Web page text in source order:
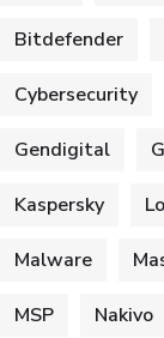
Bitdefender
Cybersecurity
Gendigital
Kaspersky
Malware
MSP Nakivo